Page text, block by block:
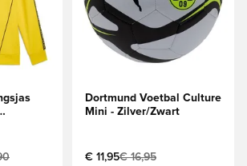
Dortmund Voetbal Culture
Mini - Zilver/Zwart
€ 11,95€ 16,95